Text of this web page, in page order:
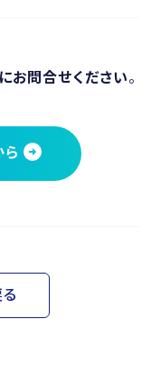
お問合せください。